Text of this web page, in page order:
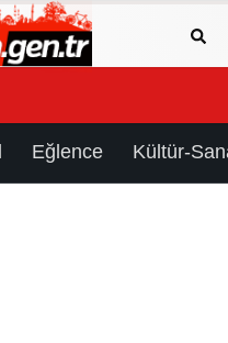
Eğlence Kültür-